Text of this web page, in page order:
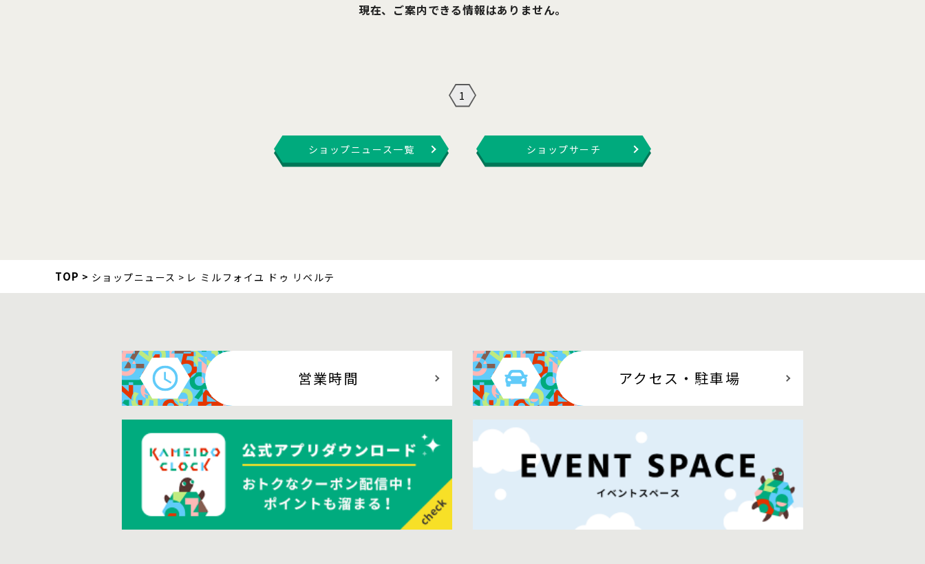
現在、ご案内できる情報はありません。
1
ショップニュース一覧 ショップサーチ
TOP ショップニュース レ ミルフォイユ ドゥ リベルテ
営業時間 アクセス ・駐車場